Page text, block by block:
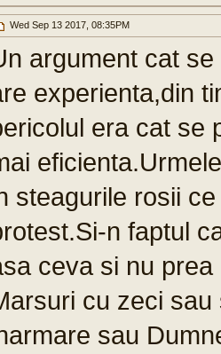
Wed Sep 13 2017, 08:35PM
argument cat
experienta,din
era cat se
steagurile rosii
n faptul
ceva si nu
cu zeci
sau